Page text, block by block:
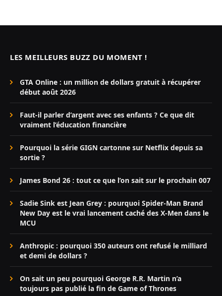
LES MEILLEURS BUZZ DU MOMENT !
GTA Online : un million de dollars gratuit à récupérer
début août 2026
Faut-il parler d’argent avec ses enfants ? Ce que dit
vraiment l’éducation financière
Pourquoi la série GIGN cartonne sur Netflix depuis sa
sortie ?
James Bond 26 : tout ce que l’on sait sur le prochain 007
Sadie Sink est Jean Grey : pourquoi Spider-Man Brand
New Day est le vrai lancement caché des X-Men dans le
MCU
Anthropic : pourquoi 350 auteurs ont refusé le milliard
et demi de dollars ?
On sait un peu pourquoi George R.R. Martin n’a
toujours pas publié la fin de Game of Thrones